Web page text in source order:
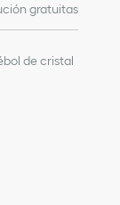
gratuitas
de cristal